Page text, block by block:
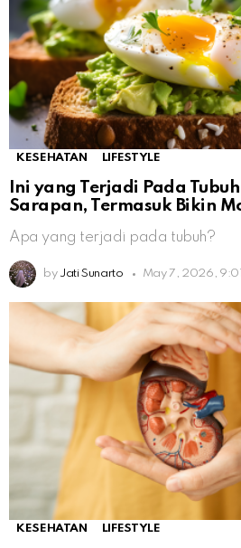
KESEHATAN LIFESTYLE
Ini yang Terjadi Pada
Sarapan, Termasuk Bikin
Apa yang terjadi pada tubuh?
by Jati Sunarto May 7, 2026,
KESEHATAN LIFESTYLE